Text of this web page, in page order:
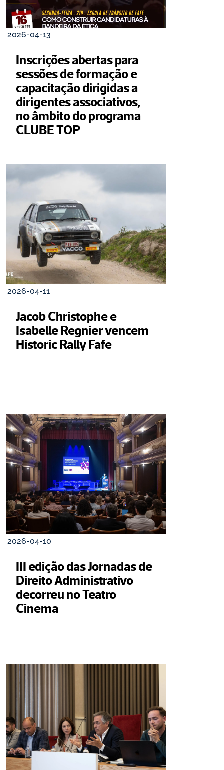
2026-04-13
Inscrições abertas para
sessões de formação e
capacitação dirigidas a
dirigentes associativos,
no âmbito do programa
CLUBE TOP
2026-04-11
Jacob Christophe e
Isabelle Regnier vencem
Historic Rally Fafe
2026-04-10
III edição das Jornadas de
Direito Administrativo
decorreu no Teatro
Cinema